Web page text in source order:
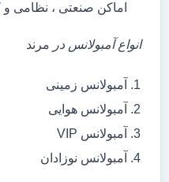
اماکن صنعتی ، نظامی و
انواع آمبولانس در مرند
آمبولانس زمینی
آمبولانس هوایی
آمبولانس VIP
آمبولانس نوزادان